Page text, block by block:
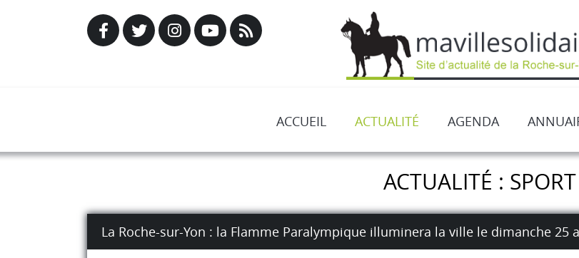
ACCUEIL ACTUALITÉ AGENDA
ACTUALITÉ : SPORT
La Roche-sur-Yon : la Flamme Paralympique illuminera la ville le dimanche 25